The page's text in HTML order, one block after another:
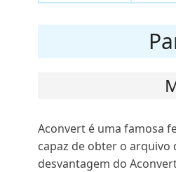
Aconvert é uma famosa
capaz de obter o arquivo
desvantagem do